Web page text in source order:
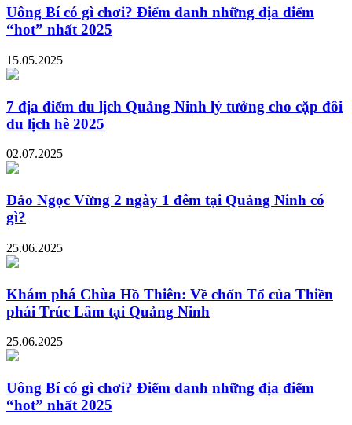
Uông Bí có gì chơi? Điểm danh những địa điểm
“hot” nhất 2025
15.05.2025
7 địa điểm du lịch Quảng Ninh lý tưởng cho cặp đôi
du lịch hè 2025
02.07.2025
Đảo Ngọc Vừng 2 ngày 1 đêm tại Quảng Ninh có
gì?
25.06.2025
Khám phá Chùa Hồ Thiên: Về chốn Tổ của Thiền
phái Trúc Lâm tại Quảng Ninh
25.06.2025
Uông Bí có gì chơi? Điểm danh những địa điểm
“hot” nhất 2025